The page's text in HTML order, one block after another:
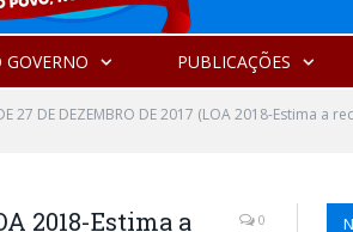
GOVERNO PUBLICAÇÕES
27 DE DEZEMBRO DE 2017 (LOA 2018-Estima
2018-Estima a 0